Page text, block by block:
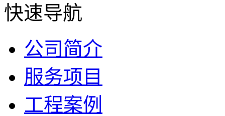
快速导航
公司简介
服务项目
工程案例